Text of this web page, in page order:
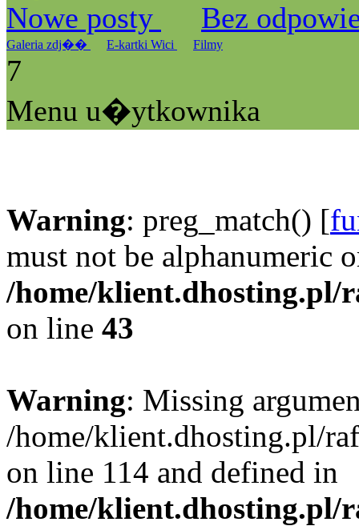
Nowe posty
Bez
Galeria zdj�� E-kartki Wici Filmy
7
Menu u�ytkownika
Warning: preg_match() [
must not be alphanumeric
/home/klient.dhosting.pl/
on line 43
Warning: Missing
/home/klient.dhosting.pl/
on line 114 and defined in
/home/klient.dhosting.pl/